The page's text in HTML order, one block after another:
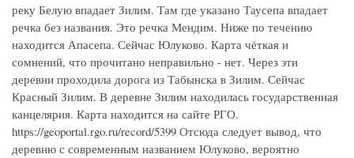
реку Белую впадает Зилим. Там где указано Таусепа впадает
речка без названия. Это речка Мендим. Ниже по течению
находится Апасепа. Сейчас Юлуково. Карта чёткая и
сомнений, что прочитано неправильно - нет. Через эти
деревни проходила дорога из Табынска в Зилим. Сейчас
Красный Зилим. В деревне Зилим находилась государственная
канцелярия. Карта находится на сайте РГО.
https://geoportal.rgo.ru/record/5399 Отсюда следует вывод, что
деревню с современным названием Юлуково, вероятно